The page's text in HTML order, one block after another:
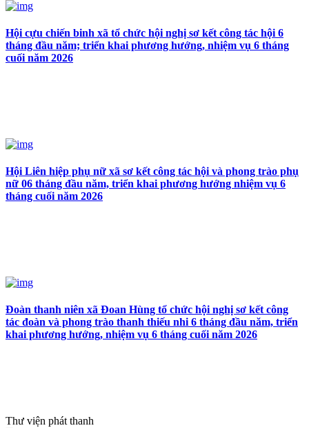
Hội cựu chiến binh xã tổ chức hội nghị sơ kết công tác hội 6
tháng đầu năm; triển khai phương hướng, nhiệm vụ 6 tháng
cuối năm 2026
Hội Liên hiệp phụ nữ xã sơ kết công tác hội và phong trào phụ
nữ 06 tháng đầu năm, triển khai phương hướng nhiệm vụ 6
tháng cuối năm 2026
Đoàn thanh niên xã Đoan Hùng tổ chức hội nghị sơ kết công
tác đoàn và phong trào thanh thiếu nhi 6 tháng đầu năm, triển
khai phương hướng, nhiệm vụ 6 tháng cuối năm 2026
Thư viện phát thanh